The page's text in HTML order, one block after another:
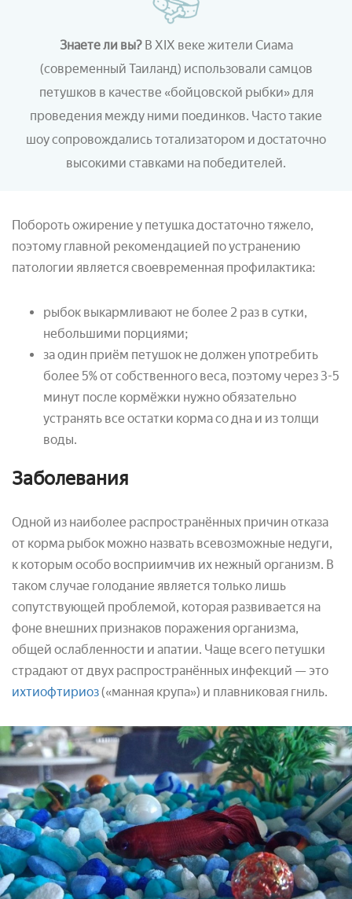
Знаете ли вы? В XIX веке жители Сиама
(современный Таиланд) использовали самцов
петушков в качестве «бойцовской рыбки» для
проведения между ними поединков. Часто такие
шоу сопровождались тотализатором и достаточно
высокими ставками на победителей.
Побороть ожирение у петушка достаточно тяжело,
поэтому главной рекомендацией по устранению
патологии является своевременная профилактика:
рыбок выкармливают не более 2 раз в сутки,
небольшими порциями;
за один приём петушок не должен употребить
более 5% от собственного веса, поэтому через 3-5
минут после кормёжки нужно обязательно
устранять все остатки корма со дна и из толщи
воды.
Заболевания
Одной из наиболее распространённых причин отказа
от корма рыбок можно назвать всевозможные недуги,
к которым особо восприимчив их нежный организм. В
таком случае голодание является только лишь
сопутствующей проблемой, которая развивается на
фоне внешних признаков поражения организма,
общей ослабленности и апатии. Чаще всего петушки
страдают от двух распространённых инфекций — это
ихтиофтириоз(«манная крупа») и плавниковая гниль.